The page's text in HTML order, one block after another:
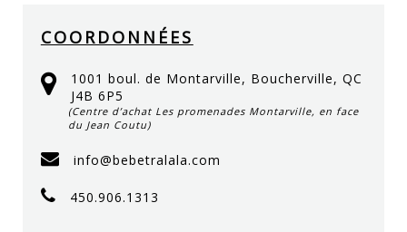
COORDONNÉES
1001 boul. de Montarville, Boucherville, QC
J4B 6P5
(Centre d’achat Les promenades Montarville, en face
du Jean Coutu)
info@bebetralala.com
450.906.1313